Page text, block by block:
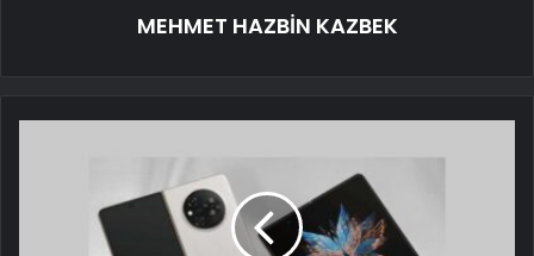
MEHMET HAZBİN KAZBEK